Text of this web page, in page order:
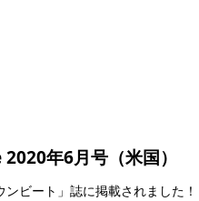
年6月号（米国）
ンビート」誌に掲載されまし